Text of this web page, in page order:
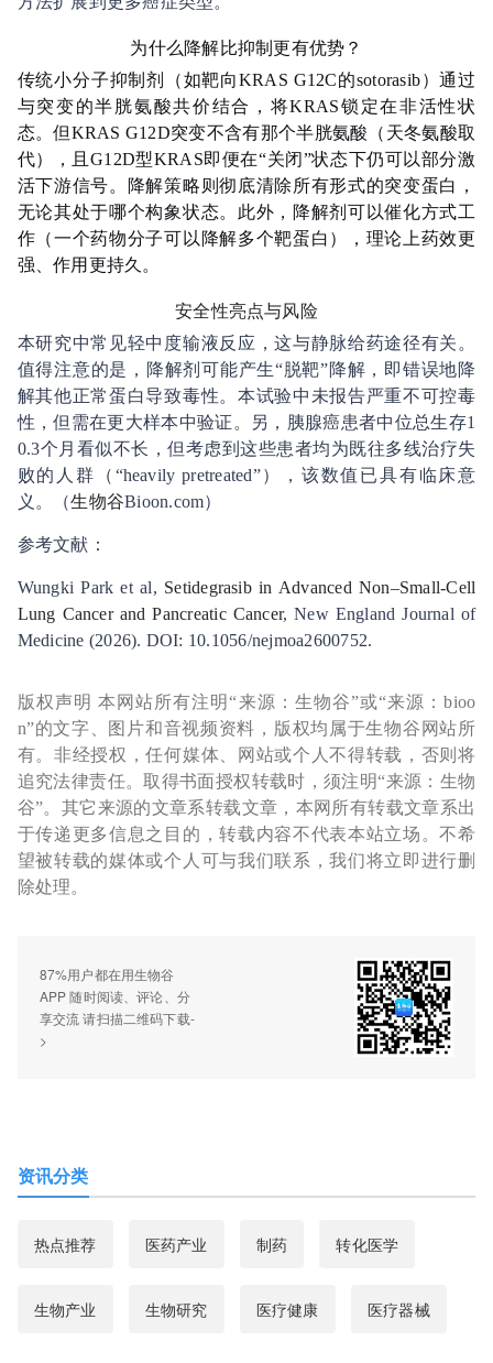
为什么降解比抑制更有优势？
传统小分子抑制剂（如靶向KRAS G12C的sotorasib）通过
与突变的半胱氨酸共价结合，将KRAS锁定在非活性状
态。但KRAS G12D突变不含有那个半胱氨酸（天冬氨酸取
代），且G12D型KRAS即便在“关闭”状态下仍可以部分激
活下游信号。降解策略则彻底清除所有形式的突变蛋白，
无论其处于哪个构象状态。此外，降解剂可以催化方式工
作（一个药物分子可以降解多个靶蛋白），理论上药效更
强、作用更持久。
安全性亮点与风险
本研究中常见轻中度输液反应，这与静脉给药途径有关。
值得注意的是，降解剂可能产生“脱靶”降解，即错误地降
解其他正常蛋白导致毒性。本试验中未报告严重不可控毒
性，但需在更大样本中验证。另，胰腺癌患者中位总生存1
0.3个月看似不长，但考虑到这些患者均为既往多线治疗失
败的人群（“heavily pretreated”），该数值已具有临床意
义。（生物谷Bioon.com）
参考文献：
Wungki Park et al, Setidegrasib in Advanced Non–Small-Cell
Lung Cancer and Pancreatic Cancer, New England Journal of
Medicine (2026). DOI: 10.1056/nejmoa2600752.
版权声明 本网站所有注明“来源：生物谷”或“来源：bioo
n”的文字、图片和音视频资料，版权均属于生物谷网站所
有。非经授权，任何媒体、网站或个人不得转载，否则将
追究法律责任。取得书面授权转载时，须注明“来源：生物
谷”。其它来源的文章系转载文章，本网所有转载文章系出
于传递更多信息之目的，转载内容不代表本站立场。不希
望被转载的媒体或个人可与我们联系，我们将立即进行删
除处理。
87%用户都在用生物谷
APP 随时阅读、评论、分
享交流 请扫描二维码下载-
>
资讯分类
热点推荐 医药产业 制药 转化医学
生物产业 生物研究 医疗健康 医疗器械